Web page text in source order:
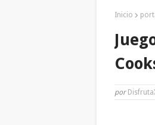
Inicio
por